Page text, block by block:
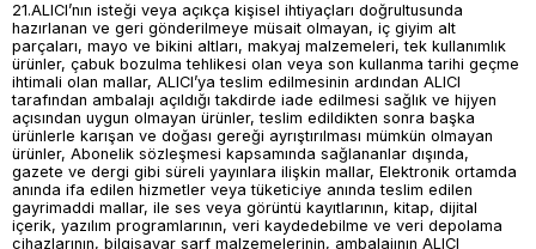
21.ALICI’nın isteği veya açıkça kişisel ihtiyaçları doğrultusunda
hazırlanan ve geri gönderilmeye müsait olmayan, iç giyim alt
parçaları, mayo ve bikini altları, makyaj malzemeleri, tek kullanımlık
ürünler, çabuk bozulma tehlikesi olan veya son kullanma tarihi geçme
ihtimali olan mallar, ALICI’ya teslim edilmesinin ardından ALICI
tarafından ambalajı açıldığı takdirde iade edilmesi sağlık ve hijyen
açısından uygun olmayan ürünler, teslim edildikten sonra başka
ürünlerle karışan ve doğası gereği ayrıştırılması mümkün olmayan
ürünler, Abonelik sözleşmesi kapsamında sağlananlar dışında,
gazete ve dergi gibi süreli yayınlara ilişkin mallar, Elektronik ortamda
anında ifa edilen hizmetler veya tüketiciye anında teslim edilen
gayrimaddi mallar, ile ses veya görüntü kayıtlarının, kitap, dijital
içerik, yazılım programlarının, veri kaydedebilme ve veri depolama
cihazlarının, bilgisayar sarf malzemelerinin, ambalajının ALICI